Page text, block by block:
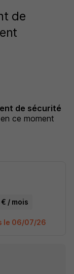
de
de sécurité
en ce moment
/ mois
le 06/07/26